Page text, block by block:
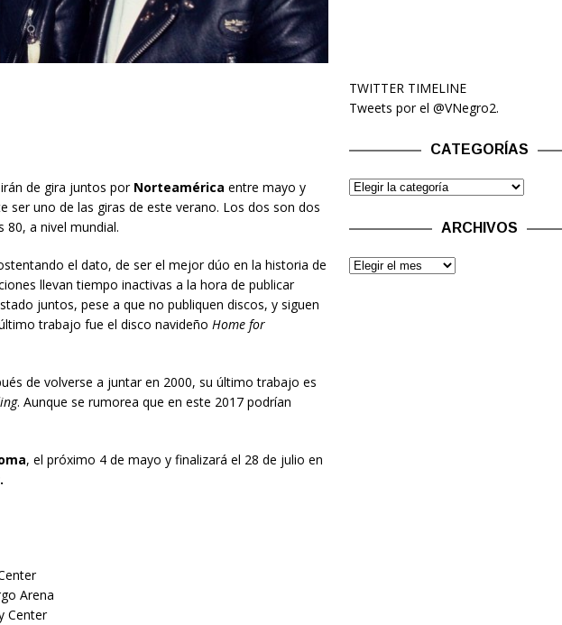
de gira juntos porNorteamérica entre mayo y
ser uno de las giras de este verano. Los dos son dos
80, a nivel mundial.
el dato, de ser el mejor dúo en la historia de
llevan tiempo inactivas a la hora de publicar
juntos, pese a que no publiquen discos, y siguen
trabajo fue el disco navideño Home for
de volverse a juntar en 2000, su último trabajo es
. Aunque se rumorea que en este 2017 podrían
, el próximo 4 de mayo y finalizará el 28 de julio en
Arena
Center
TWITTER TIMELINE
Tweets por el @VNegro2.
CATEGORÍAS
ARCHIVOS